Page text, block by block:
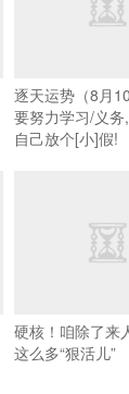
逐天运势（8月
要努力学习/义
自己放个[小]假!
硬核！咱除了来
这么多“狠活儿”